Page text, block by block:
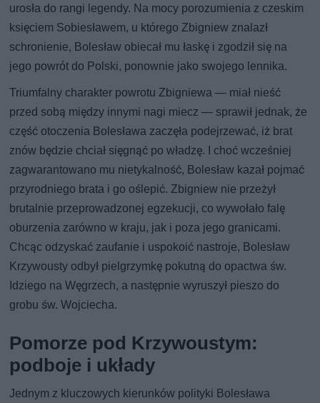
urosła do rangi legendy. Na mocy porozumienia z czeskim
księciem Sobiesławem, u którego Zbigniew znalazł
schronienie, Bolesław obiecał mu łaskę i zgodził się na
jego powrót do Polski, ponownie jako swojego lennika.
Triumfalny charakter powrotu Zbigniewa — miał nieść
przed sobą między innymi nagi miecz — sprawił jednak, że
część otoczenia Bolesława zaczęła podejrzewać, iż brat
znów będzie chciał sięgnąć po władzę. I choć wcześniej
zagwarantowano mu nietykalność, Bolesław kazał pojmać
przyrodniego brata i go oślepić. Zbigniew nie przeżył
brutalnie przeprowadzonej egzekucji, co wywołało falę
oburzenia zarówno w kraju, jak i poza jego granicami.
Chcąc odzyskać zaufanie i uspokoić nastroje, Bolesław
Krzywousty odbył pielgrzymkę pokutną do opactwa św.
Idziego na Węgrzech, a następnie wyruszył pieszo do
grobu św. Wojciecha.
Pomorze pod Krzywoustym:
podboje i układy
Jednym z kluczowych kierunków polityki Bolesława